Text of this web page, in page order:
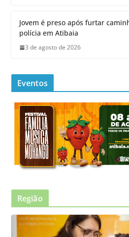
Jovem é preso após furtar
polícia em Atibaia
3 de agosto de 2026
Eventos
Região